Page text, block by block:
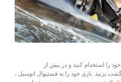
را استخدام کنید و در بیش از
گشت بزنید. بازی خود را به فستیوال اتومبیل ،